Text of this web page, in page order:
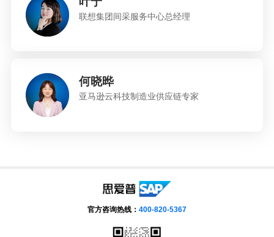
联想集团间采服务中心总经理
何晓晔
亚马逊云科技制造业供应链专家
官方咨询热线： 400-820-5367